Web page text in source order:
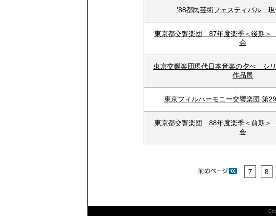
'88都民芸術フェスティバル 現
東京都交響楽団 87年度楽季＜後期＞
会
東京交響楽団現代日本音楽の夕べ シ
作品展
東京フィルハーモニー交響楽団 第
東京都交響楽団 88年度楽季＜前期＞
会
7 8